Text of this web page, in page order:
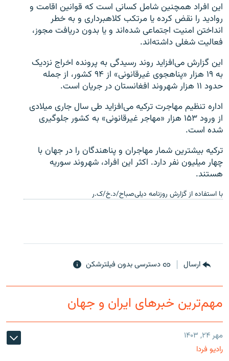
این افراد همچنین شامل کسانی است که قوانین اقامت و
روادید را نقض کرده یا مرتکب کلاهبرداری و به خطر
انداختن امنیت اجتماعی شده‌اند و یا بدون دریافت مجوز،
فعالیت شغلی داشته‌اند.
این گزارش می‌افزاید روند رسیدگی به پرونده اخراج نزدیک
به ۱۹ هزار «پناهجوی غیرقانونی» از ۹۴ کشور، از جمله
حدود ۱۱ هزار شهروند افغانستان در جریان است.
اداره تنظیم مهاجرت ترکیه می‌افزاید طی سال جاری میلادی
از ورود ۱۵۳ هزار «مهاجر غیرقانونی» به کشور جلوگیری
شده است.
ترکیه بیشترین شمار مهاجران و پناهندگان را در جهان با
چهار میلیون نفر دارد. اکثر این افراد، شهروند سوریه
هستند.
با استفاده از گزارش روزنامه دیلی‌صباح/د.خ/ک.ر
ارسال دسترسی بدون فیلترشکن
مهم‌ترین خبرهای ایران و جهان
مهر ۲۴, ۱۴۰۳
رادیو فردا